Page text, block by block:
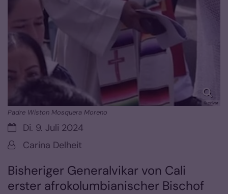
© privat
Padre Wiston Mosquera Moreno
Datum:Di. 9. Juli 2024
Von:Carina Delheit
Bisheriger Generalvikar von Cali
erster afrokolumbianischer Bischof